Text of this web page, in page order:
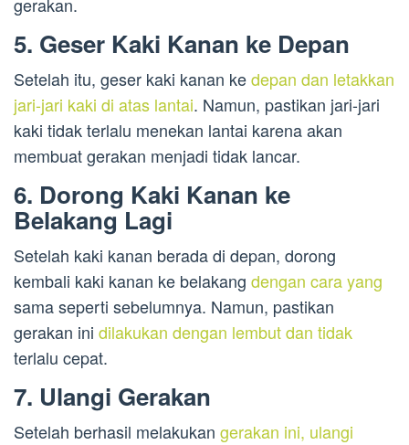
5. Geser Kaki Kanan ke Depan
Setelah itu, geser kaki kanan kedepan dan letakkan
jari-jari kaki di atas lantai. Namun, pastikan jari-jari
kaki tidak terlalu menekan lantai karena akan
membuat gerakan menjadi tidak lancar.
6. Dorong Kaki Kanan ke
Belakang Lagi
Setelah kaki kanan berada di depan, dorong
kembali kaki kanan ke belakang dengan cara yang
sama seperti sebelumnya. Namun, pastikan
gerakan ini dilakukan dengan lembut dan tidak
terlalu cepat.
7. Ulangi Gerakan
Setelah berhasil melakukan gerakan ini, ulangi